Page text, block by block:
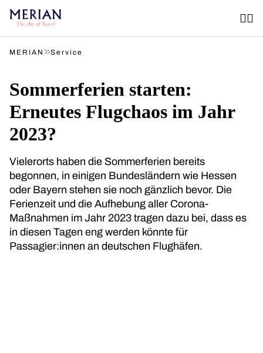
MERIAN »Service
Sommerferien starten:
Erneutes Flugchaos im Jahr
2023?
Vielerorts haben die Sommerferien bereits
begonnen, in einigen Bundesländern wie Hessen
oder Bayern stehen sie noch gänzlich bevor. Die
Ferienzeit und die Aufhebung aller Corona-
Maßnahmen im Jahr 2023 tragen dazu bei, dass es
in diesen Tagen eng werden könnte für
Passagier:innen an deutschen Flughäfen.